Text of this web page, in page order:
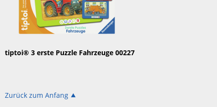
tiptoi® 3 erste Puzzle Fahrzeuge 00227
Zurück zum Anfang